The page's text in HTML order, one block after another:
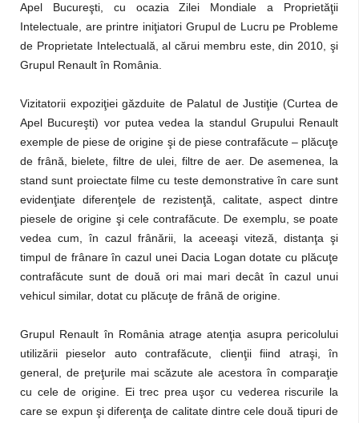
Apel Bucureşti, cu ocazia Zilei Mondiale a Proprietăţii
Intelectuale, are printre iniţiatori Grupul de Lucru pe Probleme
de Proprietate Intelectuală, al cărui membru este, din 2010, şi
Grupul Renault în România.
Vizitatorii expoziţiei găzduite de Palatul de Justiţie (Curtea de
Apel Bucureşti) vor putea vedea la standul Grupului Renault
exemple de piese de origine şi de piese contrafăcute – plăcuţe
de frână, bielete, filtre de ulei, filtre de aer. De asemenea, la
stand sunt proiectate filme cu teste demonstrative în care sunt
evidenţiate diferenţele de rezistenţă, calitate, aspect dintre
piesele de origine şi cele contrafăcute. De exemplu, se poate
vedea cum, în cazul frânării, la aceeaşi viteză, distanţa şi
timpul de frânare în cazul unei Dacia Logan dotate cu plăcuţe
contrafăcute sunt de două ori mai mari decât în cazul unui
vehicul similar, dotat cu plăcuţe de frână de origine.
Grupul Renault în România atrage atenţia asupra pericolului
utilizării pieselor auto contrafăcute, clienţii fiind atraşi, în
general, de preţurile mai scăzute ale acestora în comparaţie
cu cele de origine. Ei trec prea uşor cu vederea riscurile la
care se expun şi diferenţa de calitate dintre cele două tipuri de